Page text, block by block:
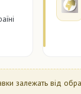
залежать від